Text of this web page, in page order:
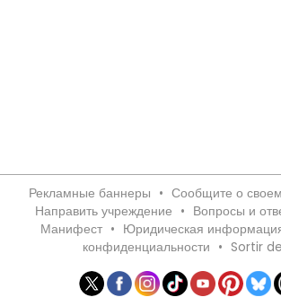
Рекламные баннеры • Сообщите о
Направить учреждение • Вопросы и
Манифест • Юридическая
конфиденциальности • Sortir